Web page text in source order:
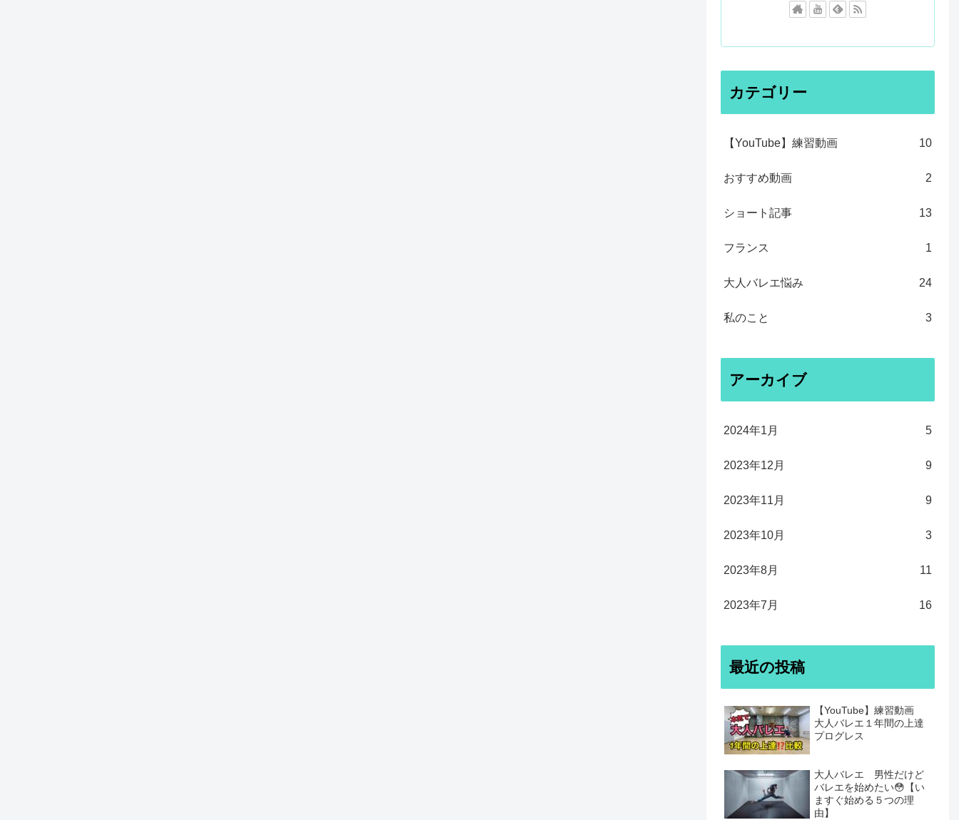
カテゴリー
【YouTube】練習動画 10
おすすめ動画 2
ショート記事 13
フランス 1
大人バレエ悩み 24
私のこと 3
アーカイブ
2024年1月 5
2023年12月 9
2023年11月 9
2023年10月 3
2023年8月 11
2023年7月 16
最近の投稿
【YouTube】練習動画
大人バレエ１年間の上達
プログレス
大人バレエ 男性だけど
バレエを始めたい😳【い
ますぐ始める５つの理
由】